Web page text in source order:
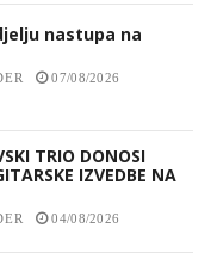
nastupa na
07/08/2026
TRIO DONOSI
IZVEDBE NA
04/08/2026